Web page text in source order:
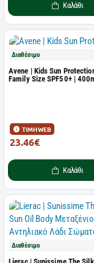
Καλάθι
Διαθέσιμο
Avene | Kids Sun
Family Size SPF50+ |
ΤΙΜΗ WEB
23.46€
Καλάθι
Διαθέσιμο